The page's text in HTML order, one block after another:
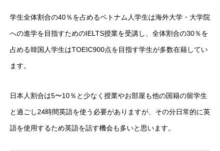
学生全体割合の40％を占めるベトナム人学生は海外大学・大学院
への進学を目指すためのIELTS授業を受講し、全体割合の30％を
占める韓国人学生はTOEIC900点を目指す学生が多数在籍してい
ます。
日本人割合は5〜10％と少なく授業やお部屋も他の国籍の留学生
と過ごし24時間英語を使う必要がありますが、その分日常的に英
語を使用するため英語を話す機会も多いと思います。